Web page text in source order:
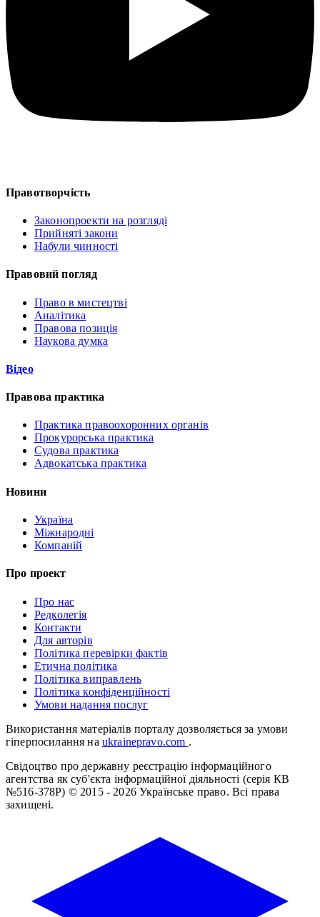
Правотворчість
Законопроекти на розгляді
Прийняті закони
Набули чинності
Правовий погляд
Право в мистецтві
Аналітика
Правова позиція
Наукова думка
Відео
Правова практика
Практика правоохоронних органів
Прокурорська практика
Судова практика
Адвокатська практика
Новини
Україна
Міжнародні
Компаній
Про проект
Про нас
Редколегія
Контакти
Для авторів
Політика перевірки фактів
Етична політика
Політика виправлень
Політика конфіденційності
Умови надання послуг
Використання матеріалів порталу дозволяється за умови
гіперпосилання на ukrainepravo.com .
Свідоцтво про державну реєстрацію інформаційного
агентства як суб'єкта інформаційної діяльності (серія КВ
№516-378Р) © 2015 - 2026 Українське право. Всі права
захищені.